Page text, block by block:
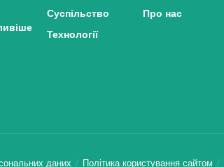
Суспільство
Технології
Про нас
даних Політика користування сайтом